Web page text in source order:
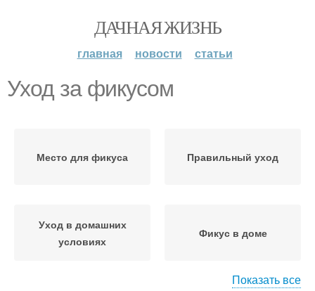
ДАЧНАЯ ЖИЗНЬ
главная новости статьи
Уход за фикусом
Место для фикуса Правильный уход
Уход в домашних
условиях
Фикус в доме
Показать все